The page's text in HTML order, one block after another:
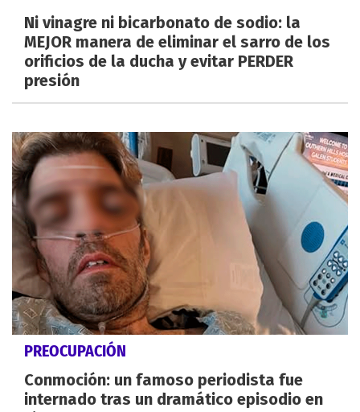
Ni vinagre ni bicarbonato de sodio: la
MEJOR manera de eliminar el sarro de los
orificios de la ducha y evitar PERDER
presión
PREOCUPACIÓN
Conmoción: un famoso periodista fue
internado tras un dramático episodio en